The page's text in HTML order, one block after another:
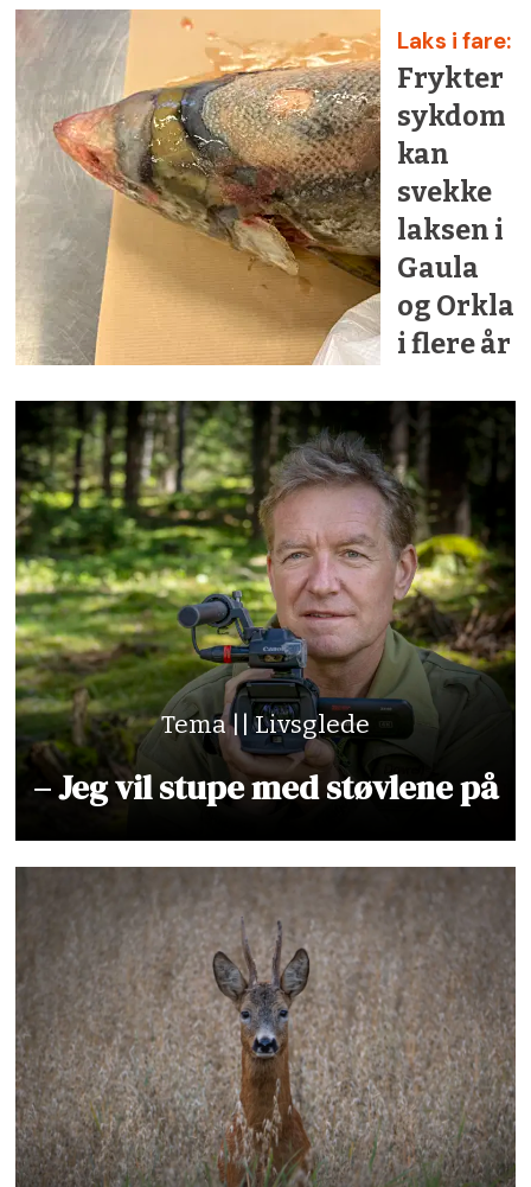
Laks i fare:
Frykter
sykdom
kan
svekke
laksen i
Gaula
og Orkla
i flere år
Tema || Livsglede
– Jeg vil stupe med støvlene på